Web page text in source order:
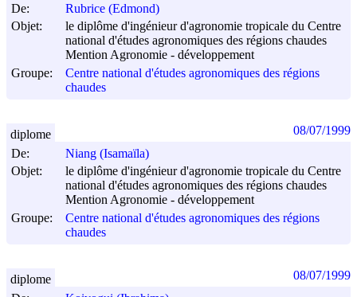
De:
Rubrice (Edmond)
Objet:
le diplôme d'ingénieur d'agronomie tropicale du Centre
national d'études agronomiques des régions chaudes
Mention Agronomie - développement
Groupe:
Centre national d'études agronomiques des régions
chaudes
De:
Niang (Isamaïla)
Objet:
le diplôme d'ingénieur d'agronomie tropicale du Centre
national d'études agronomiques des régions chaudes
Mention Agronomie - développement
Groupe:
Centre national d'études agronomiques des régions
chaudes
diplome 08/07/1999
diplome 08/07/1999